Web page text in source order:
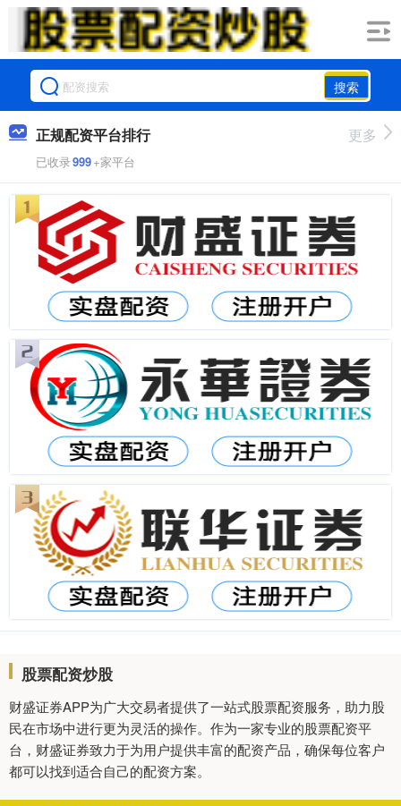
搜索
正规配资平台排行
已收录999+家平台
更多
股票配资炒股
财盛证券APP为广大交易者提供了一站式股票配资服务，助力股
民在市场中进行更为灵活的操作。作为一家专业的股票配资平
台，财盛证券致力于为用户提供丰富的配资产品，确保每位客户
都可以找到适合自己的配资方案。